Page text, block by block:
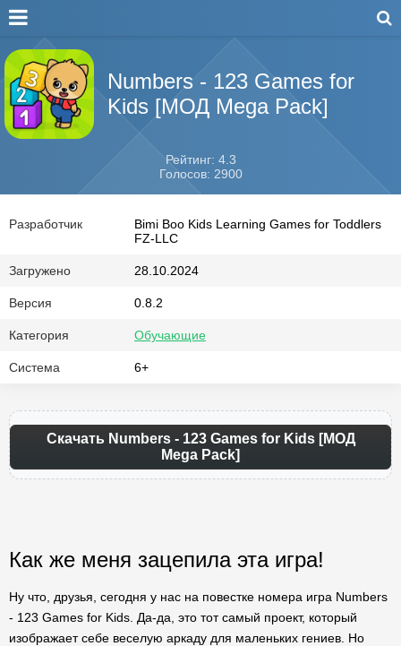
Numbers - 123 Games for
Kids [МОД Mega Pack]
Рейтинг: 4.3
Голосов: 2900
Разработчик
Bimi Boo Kids Learning Games for Toddlers
FZ-LLC
Загружено 28.10.2024
Версия 0.8.2
Категория Обучающие
Система 6+
Скачать Numbers - 123 Games for Kids [МОД
Mega Pack]
Как же меня зацепила эта игра!
Ну что, друзья, сегодня у нас на повестке номера игра Numbers
- 123 Games for Kids. Да-да, это тот самый проект, который
изображает себе веселую аркаду для маленьких гениев. Но